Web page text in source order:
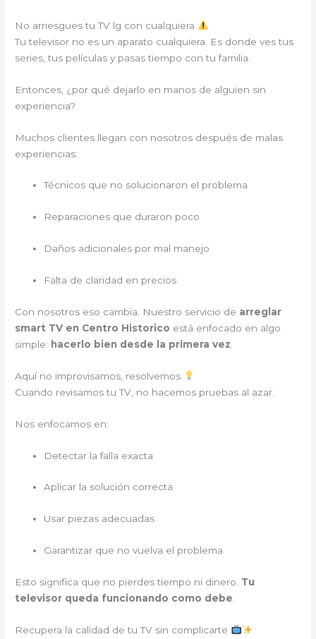
No arriesgues tu TV lg con cualquiera
Tu televisor no es un aparato cualquiera. Es donde ves tus
series, tus películas y pasas tiempo con tu familia.
Entonces, ¿por qué dejarlo en manos de alguien sin
experiencia?
Muchos clientes llegan con nosotros después de malas
experiencias:
Técnicos que no solucionaron el problema
Reparaciones que duraron poco
Daños adicionales por mal manejo
Falta de claridad en precios
Con nosotros eso cambia. Nuestro servicio de arreglar
smart TV en Centro Historico está enfocado en algo
simple: hacerlo bien desde la primera vez
Aquí no improvisamos, resolvemos
Cuando revisamos tu TV, no hacemos pruebas al azar.
Nos enfocamos en:
Detectar la falla exacta
Aplicar la solución correcta
Usar piezas adecuadas
Garantizar que no vuelva el problema
Esto significa que no pierdes tiempo ni dinero. Tu
televisor queda funcionando como debe
Recupera la calidad de tu TV sin complicarte